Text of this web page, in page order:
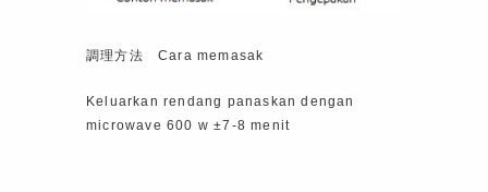
調理方法 Cara memasak
Keluarkan rendang panaskan dengan
microwave 600 w ±7-8 menit